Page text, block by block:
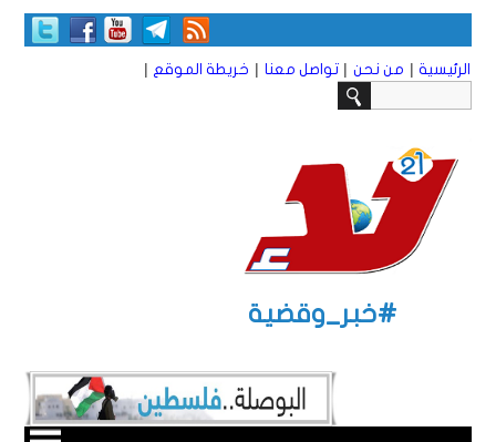
الرئيسية | من نحن | تواصل معنا | خريطة الموقع |
#خبر_وقضية